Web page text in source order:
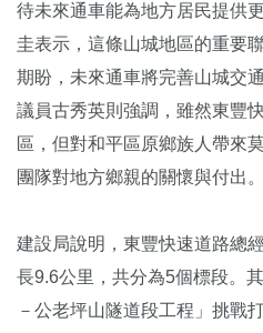
待未來通車能為地方居民提供
圭表示，這條山城地區的重要
期盼，未來通車將完善山城交
議員古秀英則強調，雖然東豐
區，但對和平區原鄉族人帶來
團隊對地方鄉親的關懷與付出。
建設局說明，東豐快速道路總
長9.6公里，共分為5個標段。
－公老坪山隧道段工程」挑戰